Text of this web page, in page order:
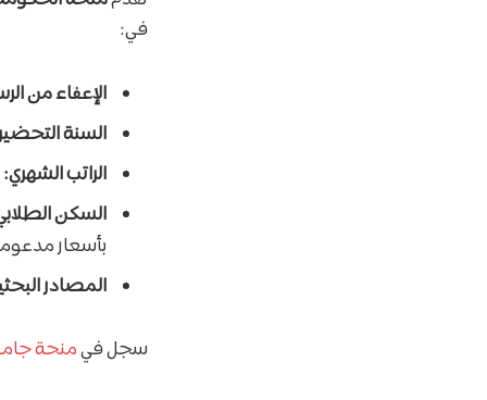
في:
الإعفاء من
السنة
الراتب الشهري:
السكن
بأسعار
المصادر
سجل فيمنحة